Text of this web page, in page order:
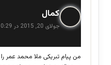
کمال
ف
:
جولای 20, 2015 در 10:29 ق.ظ
من پیام تبریکی ملا محمد عمر